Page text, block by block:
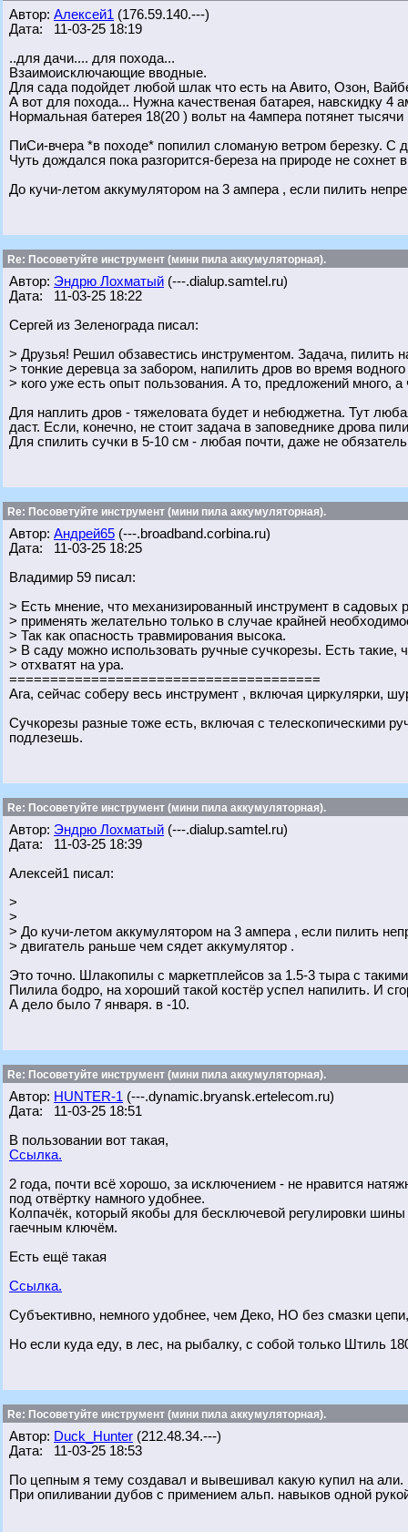
Автор: Алексей1 (176.59.140.---)
Дата: 11-03-25 18:19
..для дачи.... для похода...
Взаимоисключающие вводные.
Для сада подойдет любой шлак что есть на Авито, Озон,
А вот для похода... Нужна качественая батарея, навскидку 4
Нормальная батерея 18(20 ) вольт на 4ампера потянет
ПиСи-вчера *в походе* попилил сломаную ветром березку. С
Чуть дождался пока разгорится-береза на природе не сохнет
До кучи-летом аккумулятором на 3 ампера , если пилить
Re: Посоветуйте инструмент (мини пила аккумуляторная).
Автор: Эндрю Лохматый (---.dialup.samtel.ru)
Дата: 11-03-25 18:22
Сергей из Зеленограда писал:
> Друзья! Решил обзавестись инструментом. Задача, пилить
> тонкие деревца за забором, напилить дров во время
> кого уже есть опыт пользования. А то, предложений много,
Для наплить дров - тяжеловата будет и небюджетна. Тут
даст. Если, конечно, не стоит задача в заповеднике дрова
Для спилить сучки в 5-10 см - любая почти, даже не
Re: Посоветуйте инструмент (мини пила аккумуляторная).
Автор: Андрей65 (---.broadband.corbina.ru)
Дата: 11-03-25 18:25
Владимир 59 писал:
> Есть мнение, что механизированный инструмент в садовых
> применять желательно только в случае крайней
> Так как опасность травмирования высока.
> В саду можно использовать ручные сучкорезы. Есть такие,
> отхватят на ура.
======================================
Ага, сейчас соберу весь инструмент , включая циркулярки,
Сучкорезы разные тоже есть, включая с телескопическими
подлезешь.
Re: Посоветуйте инструмент (мини пила аккумуляторная).
Автор: Эндрю Лохматый (---.dialup.samtel.ru)
Дата: 11-03-25 18:39
Алексей1 писал:
>
>
> До кучи-летом аккумулятором на 3 ампера , если пилить
> двигатель раньше чем сядет аккумулятор .
Это точно. Шлакопилы с маркетплейсов за 1.5-3 тыра с
Пилила бодро, на хороший такой костёр успел напилить. И
А дело было 7 января. в -10.
Re: Посоветуйте инструмент (мини пила аккумуляторная).
Автор: HUNTER-1 (---.dynamic.bryansk.ertelecom.ru)
Дата: 11-03-25 18:51
В пользовании вот такая,
Ссылка.
2 года, почти всё хорошо, за исключением - не нравится
под отвёртку намного удобнее.
Колпачёк, который якобы для бесключевой регулировки
гаечным ключём.
Есть ещё такая
Ссылка.
Субъективно, немного удобнее, чем Деко, НО без смазки
Но если куда еду, в лес, на рыбалку, с собой только Штиль
Re: Посоветуйте инструмент (мини пила аккумуляторная).
Автор: Duck_Hunter (212.48.34.---)
Дата: 11-03-25 18:53
По цепным я тему создавал и вывешивал какую купил на
При опиливании дубов с примением альп. навыков одной